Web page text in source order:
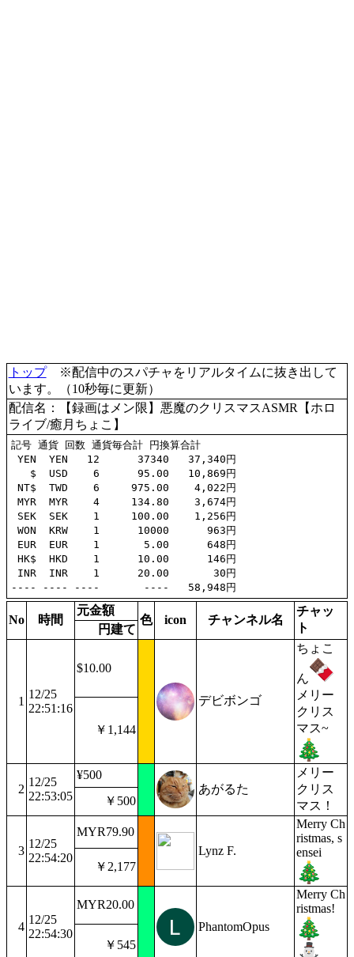
トップ※配信中のスパチャをリアルタイムに抜き出して
います。（10秒毎に更新）
配信名：【録画はメン限】悪魔のクリスマスASMR【ホロ
ライブ/癒月ちょこ】
記号 通貨 回数 通貨毎合計 円換算合計
YEN  YEN   12      37340   37,340円
   $  USD    6      95.00   10,869円
NT$  TWD    6     975.00    4,022円
MYR  MYR    4     134.80    3,674円
SEK  SEK    1     100.00    1,256円
WON  KRW    1      10000      963円
EUR  EUR    1       5.00      648円
HK$  HKD    1      10.00      146円
INR  INR    1      20.00       30円
No 時間
元金額
色 icon チャンネル名
チャッ
ト
円建て
1
12/25
22:51:16
$10.00
デビボンゴ
ちょこ
ん
メリー
クリス
マス~
￥1,144
2
12/25
22:53:05
¥500
あがるた
メリー
クリス
マス！
￥500
3
12/25
22:54:20
MYR79.90
Lynz F.
Merry Ch
ristmas, s
ensei
￥2,177
4
12/25
22:54:30
MYR20.00
PhantomOpus
Merry Ch
ristmas!
￥545